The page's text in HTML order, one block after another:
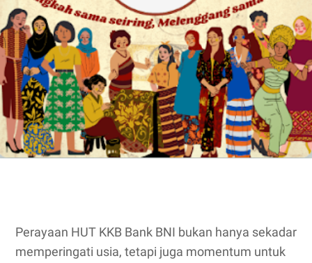
Perayaan HUT KKB Bank BNI bukan hanya sekadar
memperingati usia, tetapi juga momentum untuk